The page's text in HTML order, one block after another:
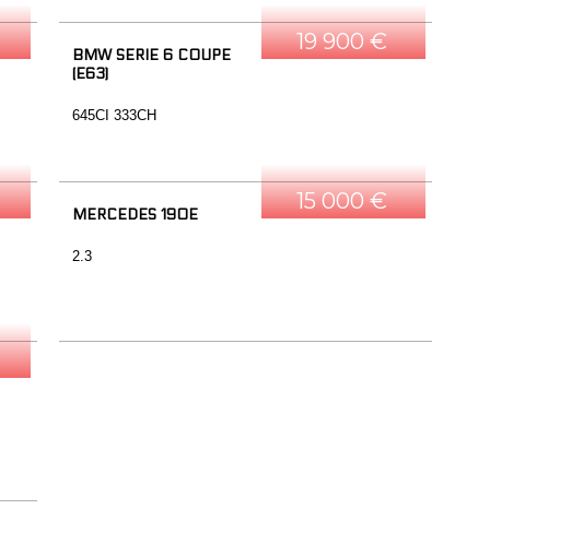
19 900 €
BMW SERIE 6 COUPE
(E63)
645CI 333CH
15 000 €
MERCEDES 190E
2.3